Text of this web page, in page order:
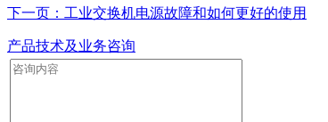
下一页：工业交换机电源故障和如何更好的使用
产品技术及业务咨询